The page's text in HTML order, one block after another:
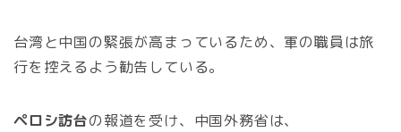
台湾と中国の緊張が高まっているため、軍の職員は旅
行を控えるよう勧告している。
ペロシ訪台の報道を受け、中国外務省は、